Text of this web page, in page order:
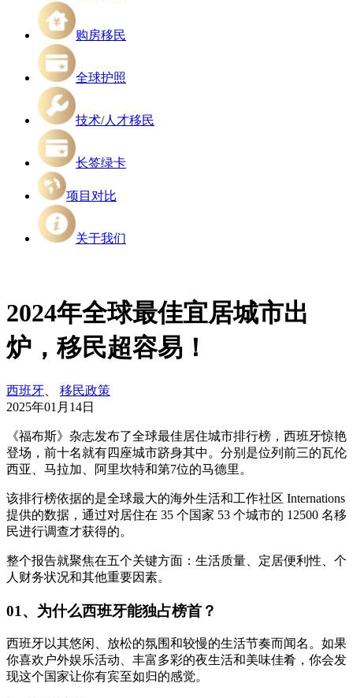
购房移民
全球护照
技术/人才移民
长签绿卡
项目对比
关于我们
2024年全球最佳宜居城市出
炉，移民超容易！
西班牙
移民政策
2025年01月14日
《福布斯》杂志发布了全球最佳居住城市排行榜，西班牙惊艳
登场，前十名就有四座城市跻身其中。分别是位列前三的瓦伦
西亚、马拉加、阿里坎特和第7位的马德里。
该排行榜依据的是全球最大的海外生活和工作社区 Internations
提供的数据，通过对居住在 35 个国家 53 个城市的 12500 名移
民进行调查才获得的。
整个报告就聚焦在五个关键方面：生活质量、定居便利性、个
人财务状况和其他重要因素。
01、为什么西班牙能独占榜首？
西班牙以其悠闲、放松的氛围和较慢的生活节奏而闻名。如果
你喜欢户外娱乐活动、丰富多彩的夜生活和美味佳肴，你会发
现这个国家让你有宾至如归的感觉。